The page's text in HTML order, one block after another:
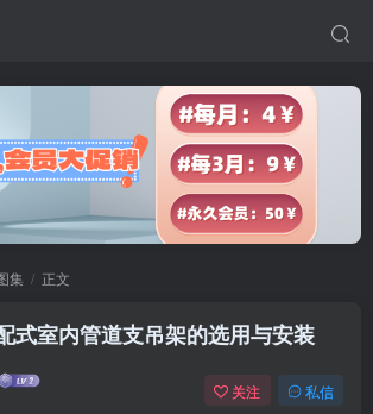
集 正文
式室内管道支吊架的选用与安装
关注 私信